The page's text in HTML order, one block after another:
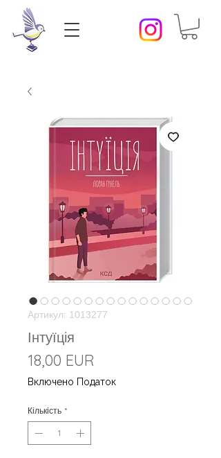
Артикул: 1013277
Інтуїція
18,00 EUR
Включено Податок
Кількість *